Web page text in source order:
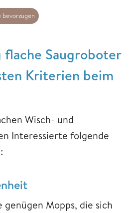
Saugroboter
Kriterien beim
Wisch- und
Interessierte folgende
genügen Mopps, die sich